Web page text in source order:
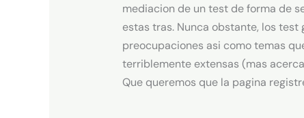
mediacion de un test de forma de
estas tras. Nunca obstante, los
preocupaciones asi­ como temas
terriblemente extensas (mas
Que queremos que la pagina